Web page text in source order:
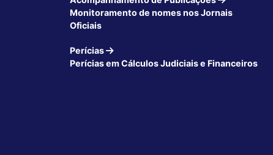
Monitoramento de nomes nos Jornais
Oficiais
Perícias
Perícias em Cálculos Judiciais e Financeiros